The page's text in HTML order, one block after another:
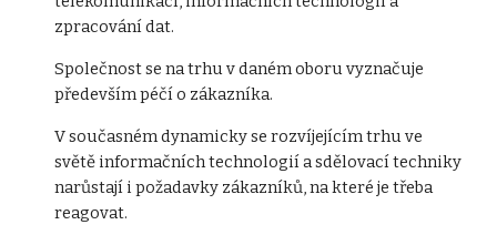
zpracování dat.
Společnost se na trhu v daném oboru vyznačuje
především péčí o zákazníka.
V současném dynamicky se rozvíjejícím trhu ve
světě informačních technologií a sdělovací techniky
narůstají i požadavky zákazníků, na které je třeba
reagovat.